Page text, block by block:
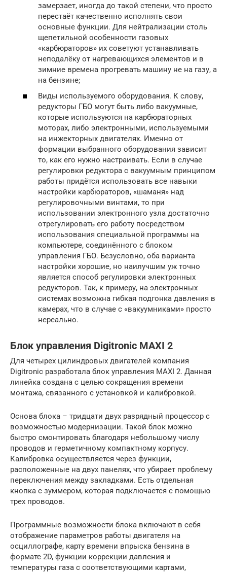
замерзает, иногда до такой степени, что просто
перестаёт качественно исполнять свои
основные функции. Для нейтрализации столь
щепетильной особенности газовых
«карбюраторов» их советуют устанавливать
неподалёку от нагревающихся элементов и в
зимние времена прогревать машину не на газу, а
на бензине;
Виды используемого оборудования. К слову,
редукторы ГБО могут быть либо вакуумные,
которые используются на карбюраторных
моторах, либо электронными, используемыми
на инжекторных двигателях. Именно от
формации выбранного оборудования зависит
то, как его нужно настраивать. Если в случае
регулировки редуктора с вакуумным принципом
работы придётся использовать все навыки
настройки карбюраторов, «шаманя» над
регулировочными винтами, то при
использовании электронного узла достаточно
отрегулировать его работу посредством
использования специальной программы на
компьютере, соединённого с блоком
управления ГБО. Безусловно, оба варианта
настройки хорошие, но наилучшим уж точно
является способ регулировки электронных
редукторов. Так, к примеру, на электронных
системах возможна гибкая подгонка давления в
камерах, что в случае с «вакуумниками» просто
нереально.
Блок управления Digitronic MAXI 2
Для четырех цилиндровых двигателей компания
Digitronic разработала блок управления MAXI 2. Данная
линейка создана с целью сокращения времени
монтажа, связанного с установкой и калибровкой.
Основа блока – тридцати двух разрядный процессор с
возможностью модернизации. Такой блок можно
быстро смонтировать благодаря небольшому числу
проводов и герметичному компактному корпусу.
Калибровка осуществляется через функции,
расположенные на двух панелях, что убирает проблему
переключения между закладками. Есть отдельная
кнопка с зуммером, которая подключается с помощью
трех проводов.
Программные возможности блока включают в себя
отображение параметров работы двигателя на
осциллографе, карту времени впрыска бензина в
формате 2D, функции коррекции давления и
температуры газа с соответствующими картами,